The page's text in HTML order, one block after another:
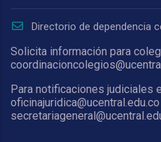
Directorio de dependencia
Solicita información para
Para notificaciones judiciales